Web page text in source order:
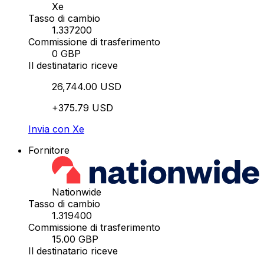
Xe
Tasso di cambio
1.337200
Commissione di trasferimento
0 GBP
Il destinatario riceve
26,744.00 USD
+375.79 USD
Invia con Xe
Fornitore
Nationwide
Tasso di cambio
1.319400
Commissione di trasferimento
15.00 GBP
Il destinatario riceve